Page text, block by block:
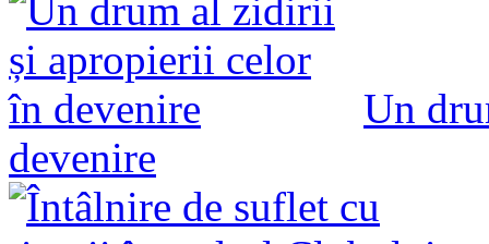
Un
devenire